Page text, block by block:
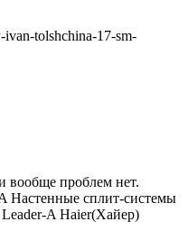
ivan-tolshchina-17-sm-
вообще проблем нет.
сплит-системы
A Haier(Хайер)